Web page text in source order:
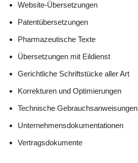
Website-Übersetzungen
Patentübersetzungen
Pharmazeutische Texte
Übersetzungen mit Eildienst
Gerichtliche Schriftstücke aller Art
Korrekturen und Optimierungen
Technische Gebrauchsanweisungen
Unternehmensdokumentationen
Vertragsdokumente